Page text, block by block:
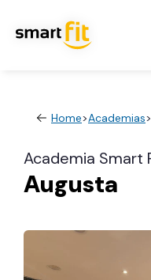
Home>Academias>
Academia Smart
Augusta